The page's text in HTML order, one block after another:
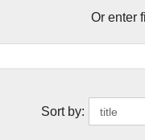
Or enter
Sort by: